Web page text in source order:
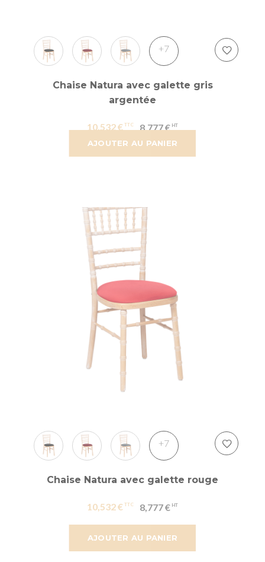
AJOUTER AU PANIER
+7
Chaise Natura avec galette gris
argentée
10,532 € 8,777 €
AJOUTER AU PANIER
+7
Chaise Natura avec galette rouge
10,532 € 8,777 €